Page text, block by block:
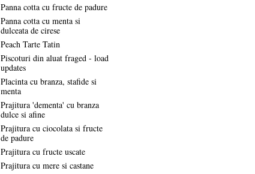
Panna cotta cu fructe de padure
Panna cotta cu menta si
dulceata de cirese
Peach Tarte Tatin
Piscoturi din aluat fraged - load
updates
Placinta cu branza, stafide si
menta
Prajitura 'dementa' cu branza
dulce si afine
Prajitura cu ciocolata si fructe
de padure
Prajitura cu fructe uscate
Prajitura cu mere si castane